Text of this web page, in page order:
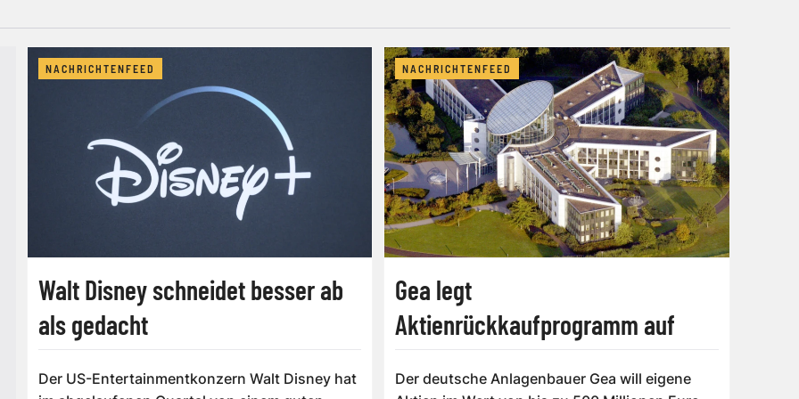
NACHRICHTENFEED
Walt Disney schneidet besser ab
als gedacht
Der US-Entertainmentkonzern Walt Disney hat
NACHRICHTENFEED
Gea legt
Aktienrückkaufprogramm auf
Der deutsche Anlagenbauer Gea will eigene